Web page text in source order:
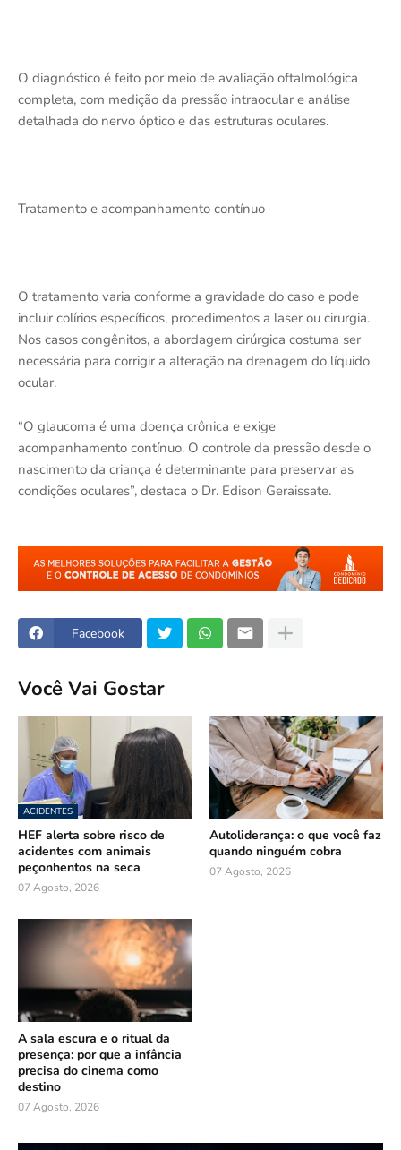
O diagnóstico é feito por meio de avaliação oftalmológica
completa, com medição da pressão intraocular e análise
detalhada do nervo óptico e das estruturas oculares.
Tratamento e acompanhamento contínuo
O tratamento varia conforme a gravidade do caso e pode
incluir colírios específicos, procedimentos a laser ou cirurgia.
Nos casos congênitos, a abordagem cirúrgica costuma ser
necessária para corrigir a alteração na drenagem do líquido
ocular.
“O glaucoma é uma doença crônica e exige
acompanhamento contínuo. O controle da pressão desde o
nascimento da criança é determinante para preservar as
condições oculares”, destaca o Dr. Edison Geraissate.
Facebook
Você Vai Gostar
ACIDENTES
HEF alerta sobre risco de
acidentes com animais
peçonhentos na seca
07 Agosto, 2026
Autoliderança: o que você faz
quando ninguém cobra
07 Agosto, 2026
A sala escura e o ritual da
presença: por que a infância
precisa do cinema como
destino
07 Agosto, 2026